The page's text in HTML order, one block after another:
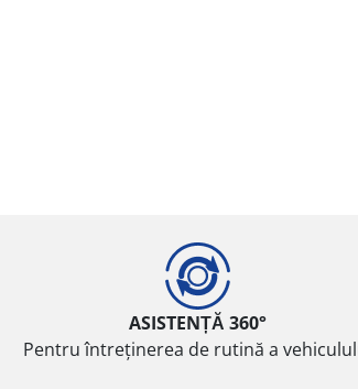
ASISTENȚĂ 360°
Pentru întreținerea de rutină a